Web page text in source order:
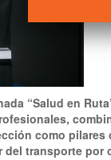
“Salud en
como pilares
transporte por